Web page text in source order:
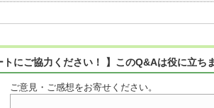
にご協力ください！ 】このQ&Aは役に立ち
ご意見・ご感想をお寄せください。